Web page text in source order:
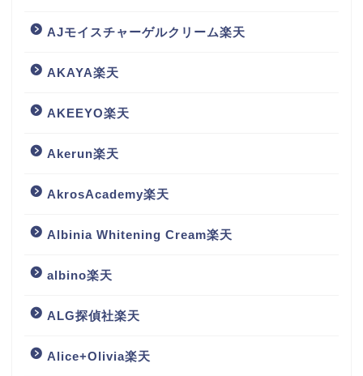
AJモイスチャーゲルクリーム楽天
AKAYA楽天
AKEEYO楽天
Akerun楽天
AkrosAcademy楽天
Albinia Whitening Cream楽天
albino楽天
ALG探偵社楽天
Alice+Olivia楽天